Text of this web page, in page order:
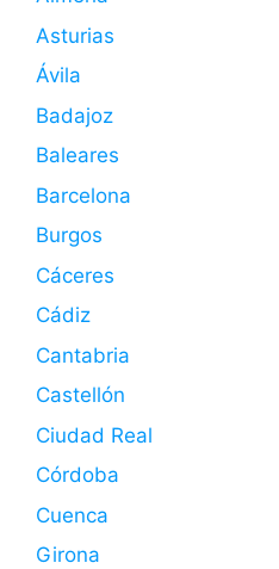
Asturias
Ávila
Badajoz
Baleares
Barcelona
Burgos
Cáceres
Cádiz
Cantabria
Castellón
Ciudad Real
Córdoba
Cuenca
Girona